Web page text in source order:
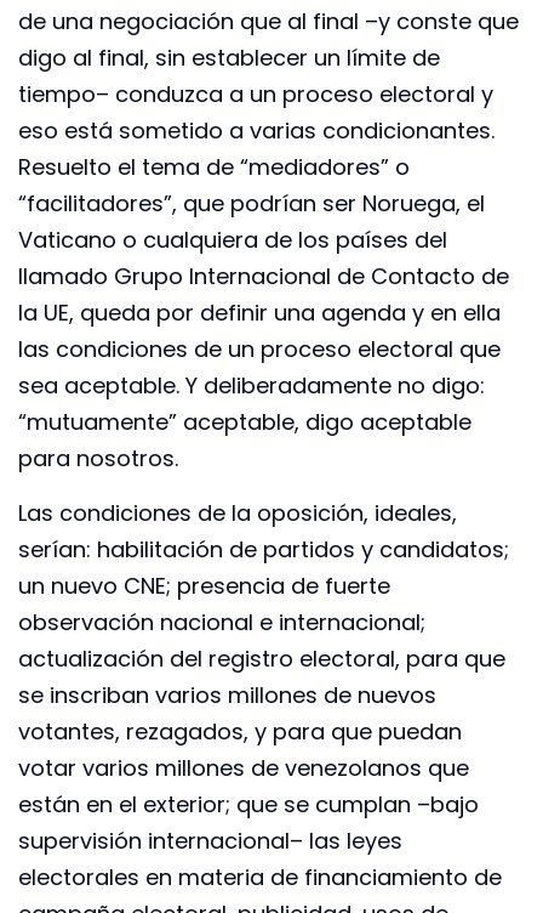
de una negociación que al final –y conste que
digo al final, sin establecer un límite de
tiempo– conduzca a un proceso electoral y
eso está sometido a varias condicionantes.
Resuelto el tema de “mediadores” o
“facilitadores”, que podrían ser Noruega, el
Vaticano o cualquiera de los países del
llamado Grupo Internacional de Contacto de
la UE, queda por definir una agenda y en ella
las condiciones de un proceso electoral que
sea aceptable. Y deliberadamente no digo:
“mutuamente” aceptable, digo aceptable
para nosotros.
Las condiciones de la oposición, ideales,
serían: habilitación de partidos y candidatos;
un nuevo CNE; presencia de fuerte
observación nacional e internacional;
actualización del registro electoral, para que
se inscriban varios millones de nuevos
votantes, rezagados, y para que puedan
votar varios millones de venezolanos que
están en el exterior; que se cumplan –bajo
supervisión internacional– las leyes
electorales en materia de financiamiento de